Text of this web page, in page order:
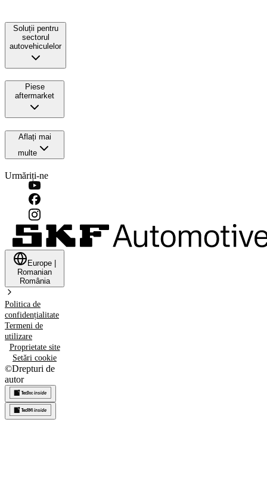
Soluții pentru
sectorul
autovehiculelor
Piese
aftermarket
Aflați mai
multe
Urmăriți-ne
Europe
Romanian
România
Politica de
confidențialitate
Termeni de
utilizare
Proprietate site
Setări cookie
©Drepturi de
autor